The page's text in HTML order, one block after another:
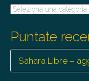
Tutte
Puntate
Sahara Libre –